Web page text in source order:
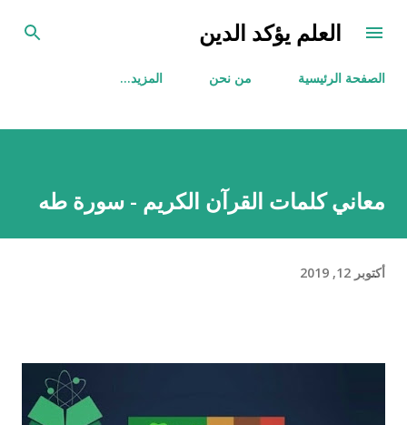
التخطي إلى المحتوى الرئيسي
العلم يؤكد الدين
الصفحة الرئيسية من نحن ‏المزيد…
معاني كلمات القرآن الكريم - سورة طه
أكتوبر 12, 2019